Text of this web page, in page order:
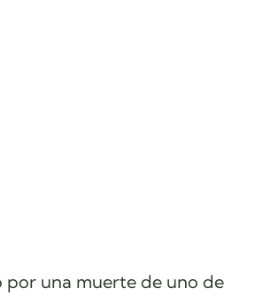
por una muerte de uno de